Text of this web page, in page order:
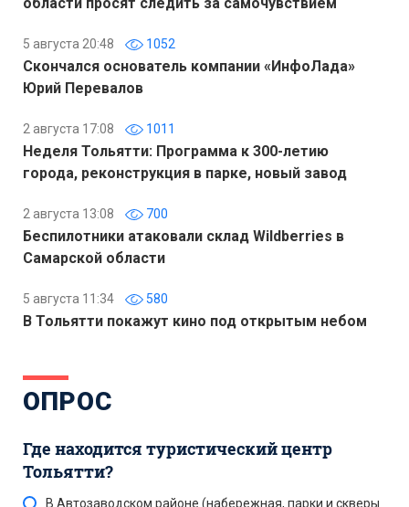
5 августа 20:48 1052
Скончался основатель компании «ИнфоЛада»
Юрий Перевалов
2 августа 17:08 1011
Неделя Тольятти: Программа к 300-летию
города, реконструкция в парке, новый завод
2 августа 13:08 700
Беспилотники атаковали склад Wildberries в
Самарской области
5 августа 11:34 580
В Тольятти покажут кино под открытым небом
ОПРОС
Где находится туристический центр
Тольятти?
В Автозаводском районе (набережная, парки и скверы